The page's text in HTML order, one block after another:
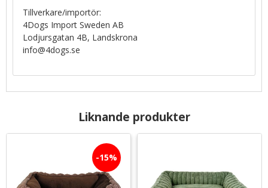
Tillverkare/importör:
4Dogs Import Sweden AB
Lodjursgatan 4B, Landskrona
info@4dogs.se
Liknande produkter
15%